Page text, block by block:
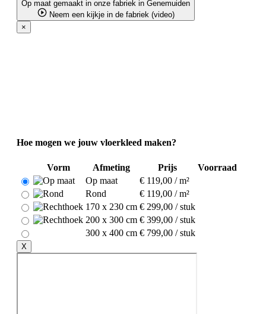
Op maat gemaakt in onze fabriek in Genemuiden
Neem een kijkje in de fabriek (video)
×
Hoe mogen we jouw vloerkleed maken?
Vorm Afmeting Prijs
Voorraad
Op maat
€ 119,00 / m²
Rond
€ 119,00 / m²
170 x 230 cm € 299,00 / stuk
200 x 300 cm € 399,00 / stuk
300 x 400 cm € 799,00 / stuk
X